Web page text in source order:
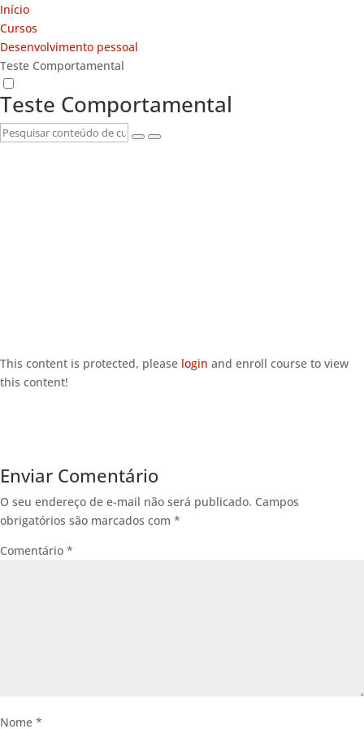
Início
Cursos
Desenvolvimento pessoal
Teste Comportamental
Teste Comportamental
This content is protected, please login and enroll course to view
this content!
Enviar Comentário
O seu endereço de e-mail não será publicado. Campos
obrigatórios são marcados com *
Comentário *
Nome *